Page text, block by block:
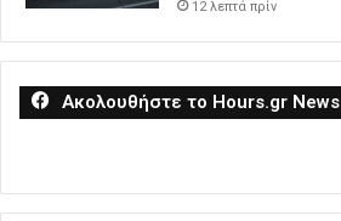
12 λεπτά πρίν
Ακολουθήστε το Hours.gr News